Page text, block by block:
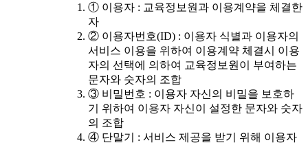
① 이용자 : 교육정보원과 이용계약을 체결한
자
② 이용자번호(ID) : 이용자 식별과 이용자의
서비스 이용을 위하여 이용계약 체결시 이용
자의 선택에 의하여 교육정보원이 부여하는
문자와 숫자의 조합
③ 비밀번호 : 이용자 자신의 비밀을 보호하
기 위하여 이용자 자신이 설정한 문자와 숫자
의 조합
④ 단말기 : 서비스 제공을 받기 위해 이용자